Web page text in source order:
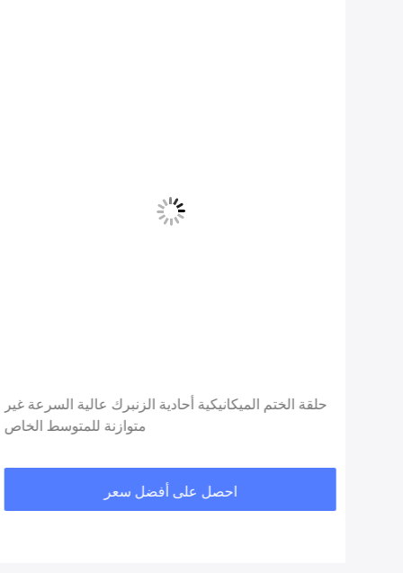
حلقة الختم الميكانيكية أحادية الزنبرك عالية السرعة غير
متوازنة للمتوسط ​​الخاص
احصل على أفضل سعر